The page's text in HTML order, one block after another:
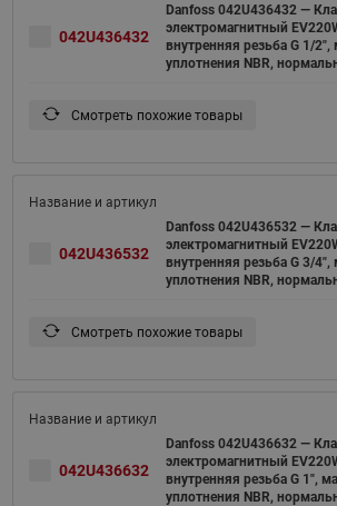
042U436432
Danfoss 042U436432 —
электромагнитный
внутренняя резьба G 1/2",
уплотнения NBR,
Смотреть похожие товары
042U436532
Danfoss 042U436532 —
электромагнитный
внутренняя резьба G 3/4",
уплотнения NBR,
Смотреть похожие товары
042U436632
Danfoss 042U436632 —
электромагнитный
внутренняя резьба G 1",
уплотнения NBR,